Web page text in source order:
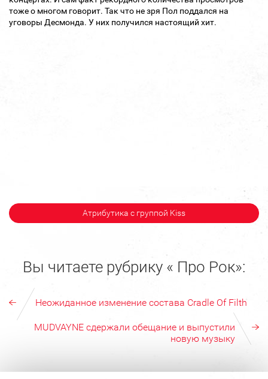
тоже о многом говорит. Так что не зря Пол поддался на
уговоры Десмонда. У них получился настоящий хит.
Атрибутика с группой Kiss
Вы читаете рубрику « Про Рок»:
Неожиданное изменение состава Cradle Of Filth
MUDVAYNE сдержали обещание и выпустили
новую музыку